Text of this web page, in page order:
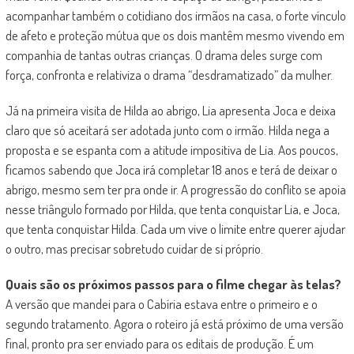
acompanhar também o cotidiano dos irmãos na casa, o forte vínculo
de afeto e proteção mútua que os dois mantêm mesmo vivendo em
companhia de tantas outras crianças. O drama deles surge com
força, confronta e relativiza o drama “desdramatizado” da mulher.
Já na primeira visita de Hilda ao abrigo, Lia apresenta Joca e deixa
claro que só aceitará ser adotada junto com o irmão. Hilda nega a
proposta e se espanta com a atitude impositiva de Lia. Aos poucos,
ficamos sabendo que Joca irá completar 18 anos e terá de deixar o
abrigo, mesmo sem ter pra onde ir. A progressão do conflito se apoia
nesse triângulo formado por Hilda, que tenta conquistar Lia, e Joca,
que tenta conquistar Hilda. Cada um vive o limite entre querer ajudar
o outro, mas precisar sobretudo cuidar de si próprio.
Quais são os próximos passos para o filme chegar às telas?
A versão que mandei para o Cabíria estava entre o primeiro e o
segundo tratamento. Agora o roteiro já está próximo de uma versão
final, pronto pra ser enviado para os editais de produção. É um